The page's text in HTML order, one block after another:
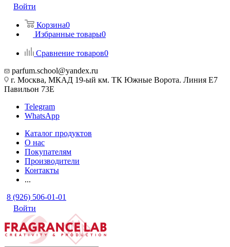
Войти
Корзина0
Избранные товары0
Сравнение товаров0
parfum.school@yandex.ru
г. Москва, МКАД 19-ый км. ТК Южные Ворота. Линия Е7
Павильон 73Е
Telegram
WhatsApp
Каталог продуктов
О нас
Покупателям
Производители
Контакты
...
8 (926) 506-01-01
Войти